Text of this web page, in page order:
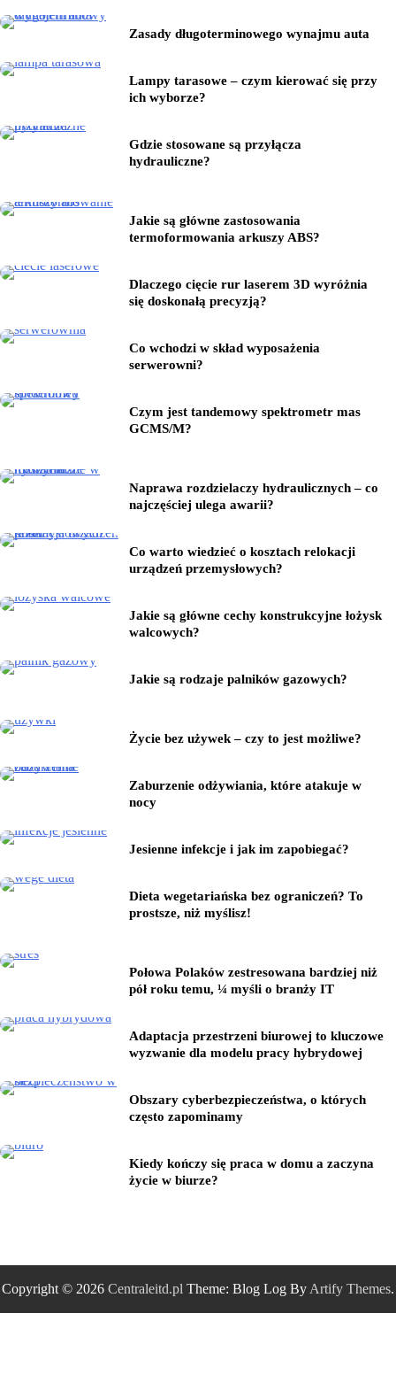
Zasady długoterminowego wynajmu auta
Lampy tarasowe – czym kierować się przy
ich wyborze?
Gdzie stosowane są przyłącza
hydrauliczne?
Jakie są główne zastosowania
termoformowania arkuszy ABS?
Dlaczego cięcie rur laserem 3D wyróżnia
się doskonałą precyzją?
Co wchodzi w skład wyposażenia
serwerowni?
Czym jest tandemowy spektrometr mas
GCMS/M?
Naprawa rozdzielaczy hydraulicznych – co
najczęściej ulega awarii?
Co warto wiedzieć o kosztach relokacji
urządzeń przemysłowych?
Jakie są główne cechy konstrukcyjne łożysk
walcowych?
Jakie są rodzaje palników gazowych?
Życie bez używek – czy to jest możliwe?
Zaburzenie odżywiania, które atakuje w
nocy
Jesienne infekcje i jak im zapobiegać?
Dieta wegetariańska bez ograniczeń? To
prostsze, niż myślisz!
Połowa Polaków zestresowana bardziej niż
pół roku temu, ¼ myśli o branży IT
Adaptacja przestrzeni biurowej to kluczowe
wyzwanie dla modelu pracy hybrydowej
Obszary cyberbezpieczeństwa, o których
często zapominamy
Kiedy kończy się praca w domu a zaczyna
życie w biurze?
Copyright © 2026 Centraleitd.pl Theme: Blog Log By Artify Themes.